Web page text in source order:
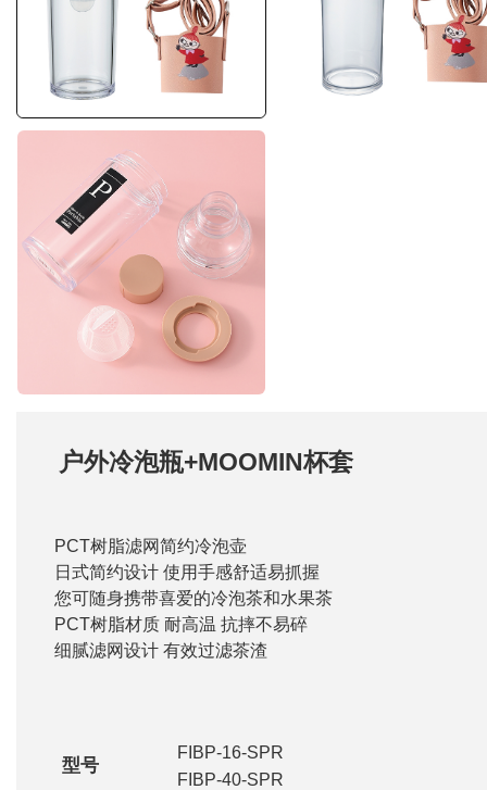
户外冷泡瓶+MOOMIN杯套
PCT树脂滤网简约冷泡壶
日式简约设计 使用手感舒适易抓握
您可随身携带喜爱的冷泡茶和水果茶
PCT树脂材质 耐高温 抗摔不易碎
细腻滤网设计 有效过滤茶渣
型号
FIBP-16-SPR
FIBP-40-SPR